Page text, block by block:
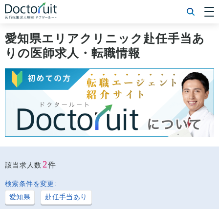
[常勤] 科目から探す
[常勤] 特徴から探す
[非常勤] エリアから探す
[非常勤] 科目から探す
Doctoruit医師転職特集
Doctoruitについて
運営者情報
プライバシーポリシー
愛知県エリアクリニック赴任手当あ
りの医師求人・転職情報
該当求人数 2件
検索条件を変更:
愛知県
赴任手当あり